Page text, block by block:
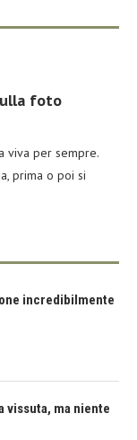
foto
viva per sempre.
prima o poi si
incredibilmente
vissuta, ma niente